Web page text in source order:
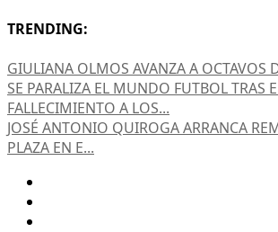
TRENDING:
GIULIANA OLMOS AVANZA A OCTAVOS
SE PARALIZA EL MUNDO FUTBOL TRAS
FALLECIMIENTO A LOS...
JOSÉ ANTONIO QUIROGA ARRANCA
PLAZA EN E...